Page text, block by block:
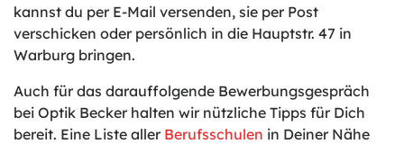
kannst du per E-Mail versenden, sie per Post
verschicken oder persönlich in die Hauptstr. 47 in
Warburg bringen.
Auch für das darauffolgende Bewerbungsgespräch
bei Optik Becker halten wir nützliche Tipps für Dich
bereit. Eine Liste aller Berufsschulen in Deiner Nähe